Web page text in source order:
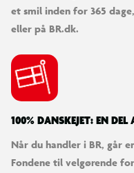
et smil inden for 365
eller på BR.dk.
100% DANSKEJET: EN
Når du handler i BR, går
Fondene til velgørende